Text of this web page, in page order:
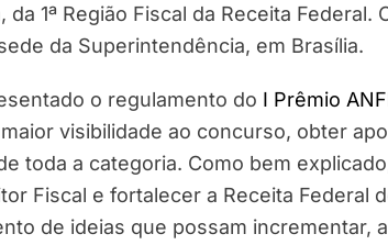
da 1ª Região Fiscal da Receita Federal.
da Superintendência, em Brasília.
o regulamento do I Prêmio
visibilidade ao concurso, obter
toda a categoria. Como bem
Fiscal e fortalecer a Receita Federal
de ideias que possam incrementar,